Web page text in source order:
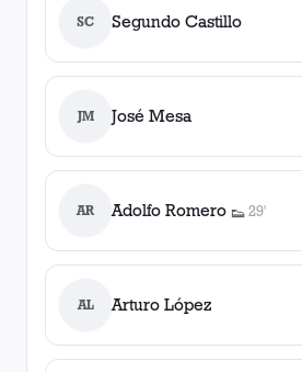
SC Segundo Castillo
JM José Mesa
AR Adolfo Romero 👟
1asistencia
29'
AL Arturo López